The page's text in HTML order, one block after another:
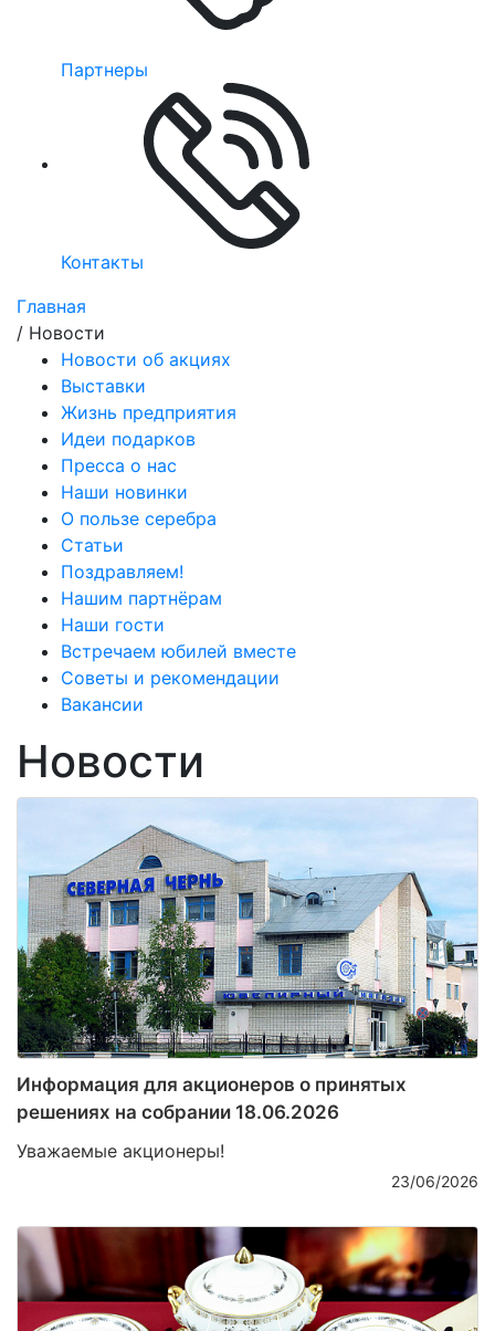
Партнеры
Контакты
Главная
/ Новости
Новости об акциях
Выставки
Жизнь предприятия
Идеи подарков
Пресса о нас
Наши новинки
О пользе серебра
Статьи
Поздравляем!
Нашим партнёрам
Наши гости
Встречаем юбилей вместе
Советы и рекомендации
Вакансии
Новости
Информация для акционеров о принятых
решениях на собрании 18.06.2026
Уважаемые акционеры!
23/06/2026